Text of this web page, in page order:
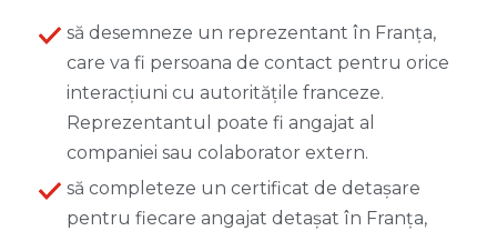
să desemneze un reprezentant în Franța,
care va fi persoana de contact pentru orice
interacțiuni cu autoritățile franceze.
Reprezentantul poate fi angajat al
companiei sau colaborator extern.
să completeze un certificat de detașare
pentru fiecare angajat detașat în Franța,